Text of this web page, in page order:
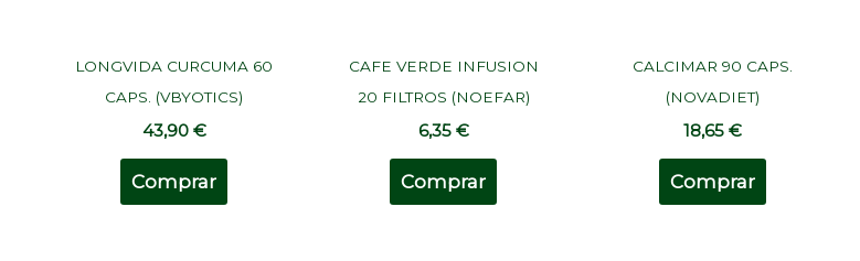
LONGVIDA CURCUMA 60
CAPS. (VBYOTICS)
43,90 €
Comprar
CAFE VERDE INFUSION
20 FILTROS (NOEFAR)
6,35 €
Comprar
CALCIMAR 90 CAPS.
(NOVADIET)
18,65€
Comprar